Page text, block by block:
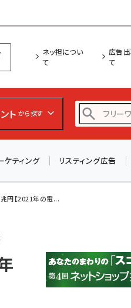
ネッ担につい
て
広告
て
ト から探す
ケティング リスティング広告
円【2021年の電...
」とは？
アルECセ